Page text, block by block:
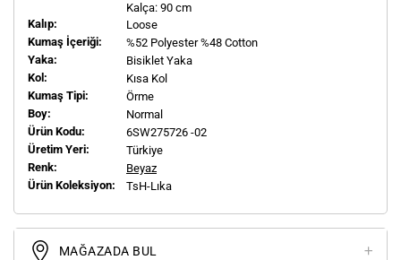
Kalça: 90 cm
Kalıp:
Loose
Kumaş İçeriği:
%52 Polyester %48 Cotton
Yaka:
Bisiklet Yaka
Kol:
Kısa Kol
Kumaş Tipi:
Örme
Boy:
Normal
Ürün Kodu:
6SW275726 -02
Üretim Yeri:
Türkiye
Renk:
Beyaz
Ürün Koleksiyon:
TsH-Lıka
MAĞAZADA BUL